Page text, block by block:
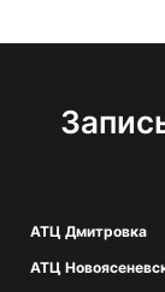
АТЦ Дмитровка
АТЦ